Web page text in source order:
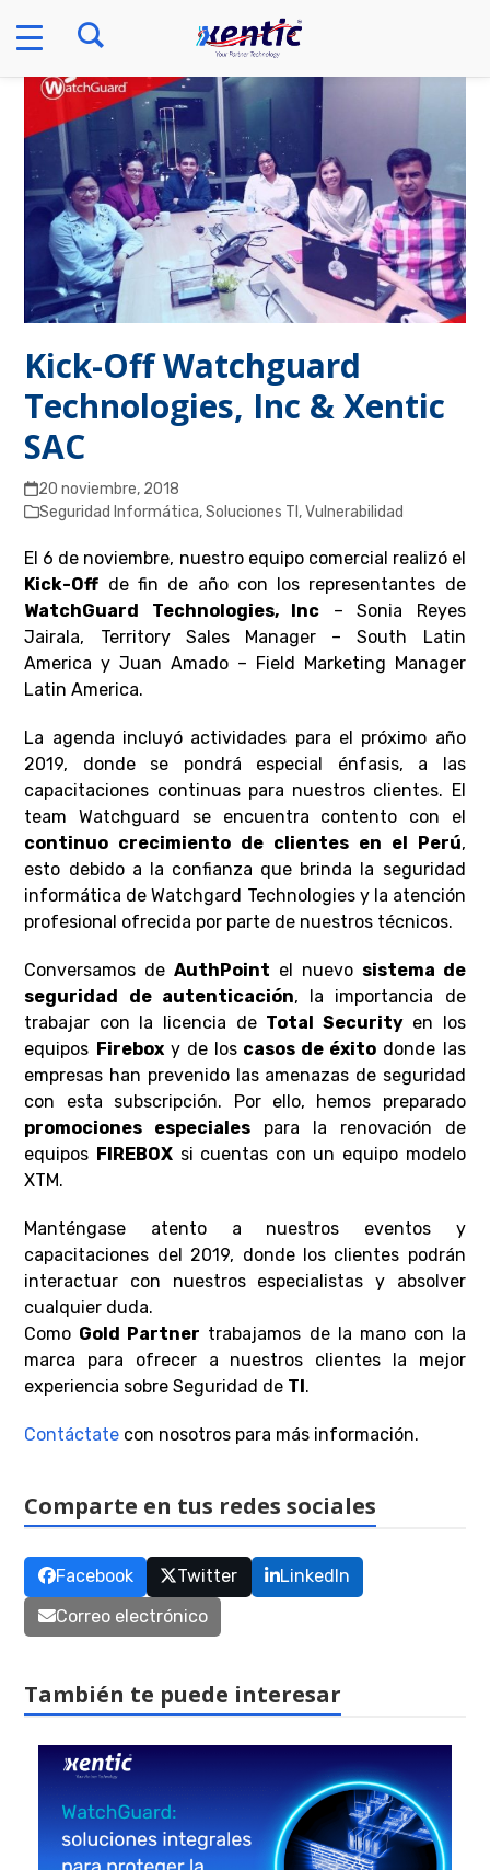
Kick-Off Watchguard
Technologies, Inc & Xentic
SAC
20 noviembre, 2018
Seguridad Informática,Soluciones TI ,Vulnerabilidad
El 6 de noviembre, nuestro equipo comercial realizó el
Kick-Off de fin de año con los representantes de
WatchGuard Technologies, Inc – Sonia Reyes
Jairala, Territory Sales Manager – South Latin
America y Juan Amado – Field Marketing Manager
Latin America.
La agenda incluyó actividades para el próximo año
2019, donde se pondrá especial énfasis, a las
capacitaciones continuas para nuestros clientes. El
team Watchguard se encuentra contento con el
continuo crecimiento de clientes en el Perú,
esto debido a la confianza que brinda la seguridad
informática de Watchgard Technologies y la atención
profesional ofrecida por parte de nuestros técnicos.
Conversamos deAuthPoint el nuevo sistema de
seguridad de autenticación, la importancia de
trabajar con la licencia de Total Securityen los
equipos Fireboxy de loscasos de éxito donde las
empresas han prevenido las amenazas de seguridad
con esta subscripción. Por ello, hemos preparado
promociones especiales para la renovación de
equipos FIREBOX si cuentas con un equipo modelo
XTM.
Manténgase atento a nuestros eventos y
capacitaciones del 2019, donde los clientes podrán
interactuar con nuestros especialistas y absolver
cualquier duda.
Como Gold Partner trabajamos de la mano con la
marca para ofrecer a nuestros clientes la mejor
experiencia sobre Seguridad de TI .
Contáctate con nosotros para más información.
Comparte en tus redes sociales
Facebook Twitter
LinkedIn
Correo electrónico
También te puede interesar